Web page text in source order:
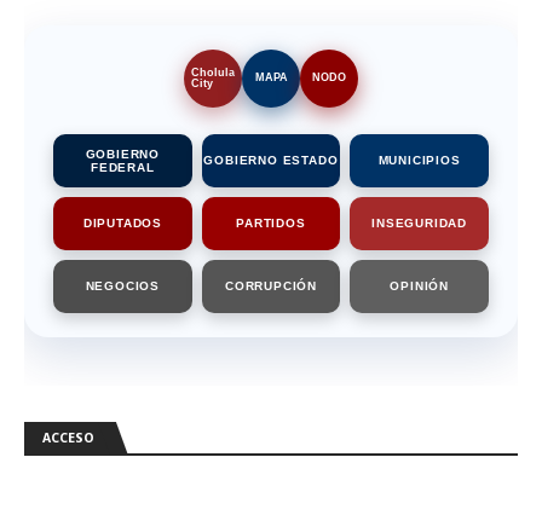
Cholula
City
MAPA NODO
GOBIERNO
FEDERAL
GOBIERNO ESTADO MUNICIPIOS
DIPUTADOS PARTIDOS INSEGURIDAD
NEGOCIOS CORRUPCIÓN OPINIÓN
ACCESO